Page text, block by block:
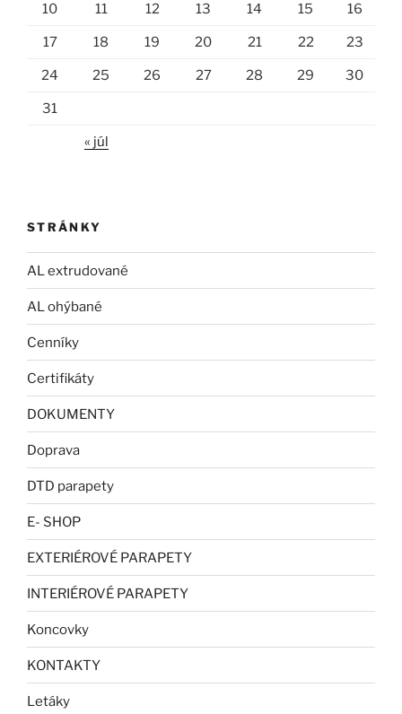
10 11 12 13 14 15 16
17 18 19 20 21 22 23
24 25 26 27 28 29 30
31
« júl
STRÁNKY
AL extrudované
AL ohýbané
Cenníky
Certifikáty
DOKUMENTY
Doprava
DTD parapety
E- SHOP
EXTERIÉROVÉ PARAPETY
INTERIÉROVÉ PARAPETY
Koncovky
KONTAKTY
Letáky